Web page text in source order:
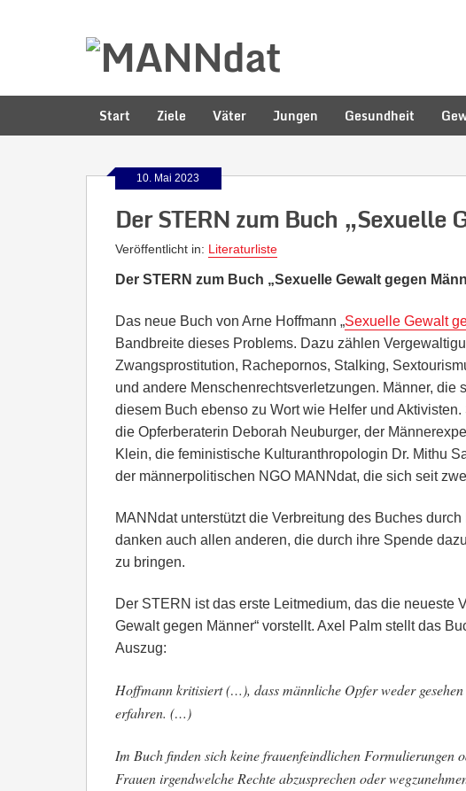
Start Ziele Väter Jungen Gesundheit
10. Mai 2023
Der STERN zum Buch „Sexuelle
Veröffentlicht in: Literaturliste
Der STERN zum Buch „Sexuelle Gewalt gegen
Das neue Buch von Arne Hoffmann „Sexuelle Gewalt
Bandbreite dieses Problems. Dazu zählen
Zwangsprostitution, Rachepornos, Stalking,
und andere Menschenrechtsverletzungen. Männer, die
diesem Buch ebenso zu Wort wie Helfer und
die Opferberaterin Deborah Neuburger, der
Klein, die feministische Kulturanthropologin Dr. Mithu
der männerpolitischen NGO MANNdat, die sich seit
MANNdat unterstützt die Verbreitung des Buches
danken auch allen anderen, die durch ihre Spende
zu bringen.
Der STERN ist das erste Leitmedium, das die neueste
Gewalt gegen Männer“ vorstellt. Axel Palm stellt das
Auszug:
Hoffmann kritisiert (…), dass männliche Opfer weder
erfahren. (…)
Im Buch finden sich keine frauenfeindlichen Formulierungen
Frauen irgendwelche Rechte abzusprechen oder